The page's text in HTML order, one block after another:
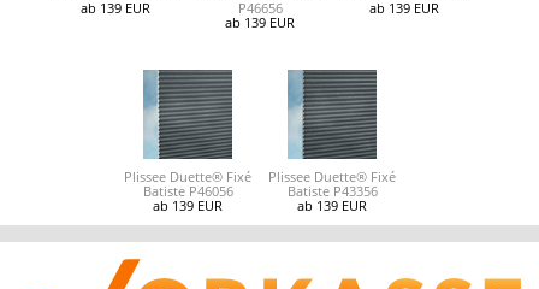
ab 139 EUR
P46656
ab 139 EUR
ab 139 EUR
Plissee Duette® Fixé
Batiste P46056
ab 139 EUR
Plissee Duette® Fixé
Batiste P43356
ab 139 EUR